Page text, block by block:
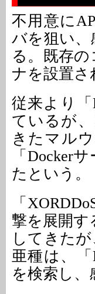
不用意に
バを狙い
る。既存
ナを設置さ
従来より
ているが
きたマル
「Docker
たという。
「
撃を展開す
してきた
亜種は、
を検索し